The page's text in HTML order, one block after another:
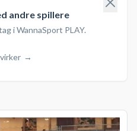
andre spillere
i WannaSport PLAY.
→